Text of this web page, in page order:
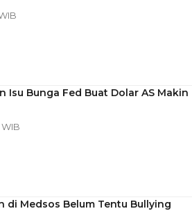
Bunga Fed Buat Dolar AS Makin
di Medsos Belum Tentu Bullying